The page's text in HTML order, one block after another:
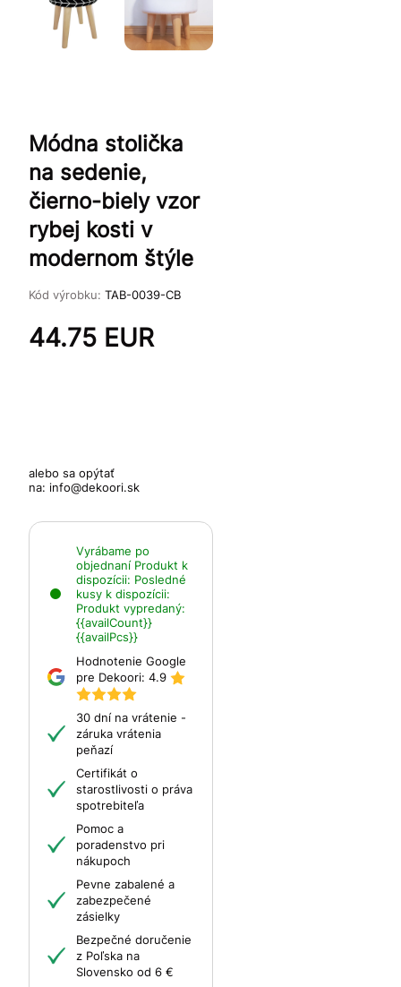
Módna stolička
na sedenie,
čierno-biely vzor
rybej kosti v
modernom štýle
Kód výrobku: TAB-0039-CB
44.75 EUR
alebo sa opýtať
na: info@dekoori.sk
Vyrábame po
objednaní Produkt k
dispozícii: Posledné
kusy k dispozícii:
Produkt vypredaný:
{{availCount}}
{{availPcs}}
Hodnotenie Google
pre Dekoori: 4.9
30 dní na vrátenie -
záruka vrátenia
peňazí
Certifikát o
starostlivosti o práva
spotrebiteľa
Pomoc a
poradenstvo pri
nákupoch
Pevne zabalené a
zabezpečené
zásielky
Bezpečné doručenie
z Poľska na
Slovensko od 6 €